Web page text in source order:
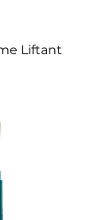
Liftant